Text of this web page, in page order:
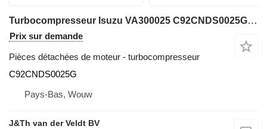
Turbocompresseur Isuzu VA300025 C92CNDS0025G pour excavateur Hitachi ZX600 ZX800 JD600C ZX650H ZX850H JD800LC ZX670-5G ZX870-5G
Prix sur demande
Pièces détachées de moteur - turbocompresseur
C92CNDS0025G
Pays-Bas, Wouw
J&Th van der Veldt BV